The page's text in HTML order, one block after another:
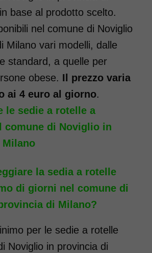
sedia a rotelle seduta
con pedane
estraibili. Il noleggio
di 7 giorni a partire
Consegniamo a
in tutta Italia,
per maggiori
COMPLETA
base al prodotto scelto.
nel comune di Noviglio
Milano vari modelli, dalle
standard, a quelle per
obese. Il prezzo varia
ai 4 euro al giorno.
le sedie a rotelle a
comune di Noviglio in
la sedia a rotelle
di giorni nel comune di
di Milano?
per le sedie a rotelle
Noviglio in provincia di